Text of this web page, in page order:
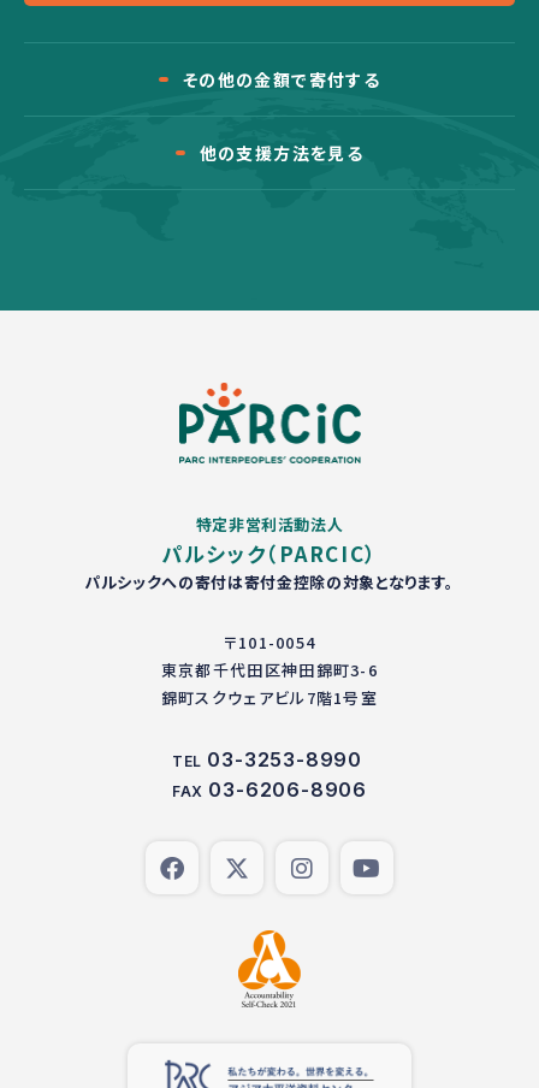
その他の金額で寄付する
他の支援方法を見る
特定非営利活動法人
パルシック（PARCIC）
パルシックへの寄付は寄付金控除の対象となります。
〒101-0054
東京都千代田区神田錦町3-6
錦町スクウェアビル7階1号室
TEL 03-3253-8990
FAX 03-6206-8906